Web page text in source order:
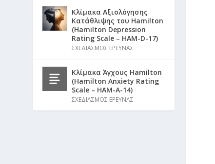
Κλίμακα Αξιολόγησης
Κατάθλιψης του Hamilton
(Hamilton Depression
Rating Scale – HAM-D-17)
ΣΧΕΔΙΑΣΜΟΣ ΕΡΕΥΝΑΣ
Κλίμακα Άγχους Hamilton
(Hamilton Anxiety Rating
Scale – HAM-A-14)
ΣΧΕΔΙΑΣΜΟΣ ΕΡΕΥΝΑΣ